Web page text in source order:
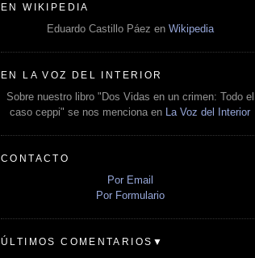
EN WIKIPEDIA
Eduardo Castillo Páez en Wikipedia
EN LA VOZ DEL INTERIOR
Sobre nuestro libro "Dos Vidas en un crimen: Todo el
caso ceppi" se nos menciona en
La Voz del Interior
CONTACTO
Por Email
Por Formulario
ÚLTIMOS COMENTARIOS▼